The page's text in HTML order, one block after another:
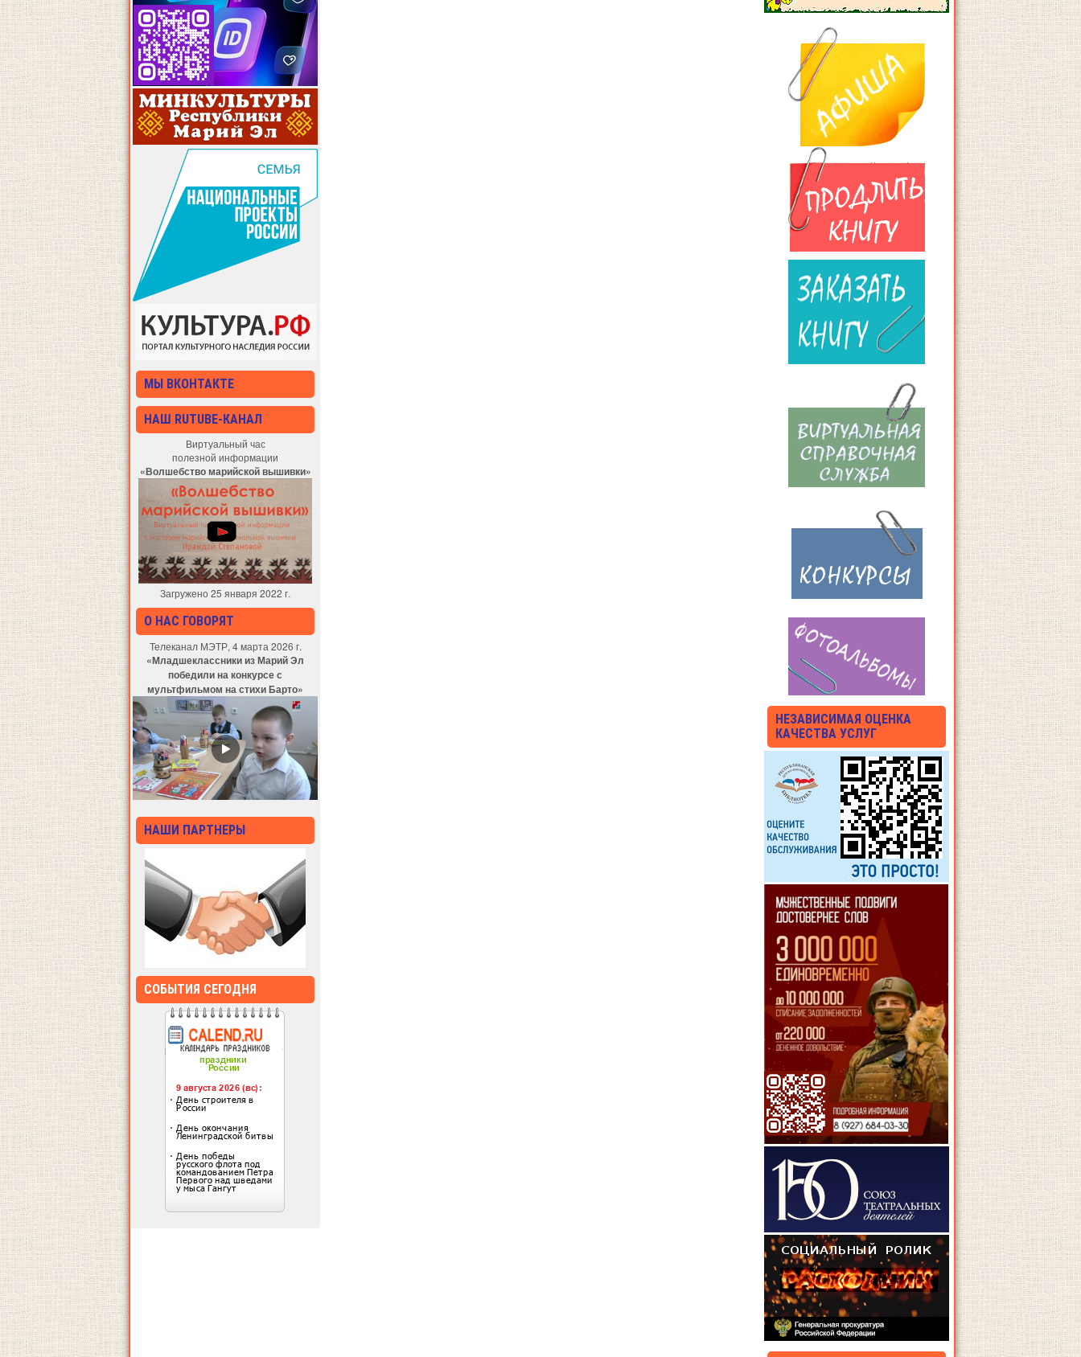
МЫ ВКОНТАКТЕ
НАШ RUTUBE-КАНАЛ
Виртуальный час
полезной информации
«Волшебство марийской вышивки»
Загружено 25 января 2022 г.
О НАС ГОВОРЯТ
Телеканал МЭТР, 4 марта 2026 г.
«Младшеклассники из Марий Эл
победили на конкурсе с
мультфильмом на стихи Барто»
НАШИ ПАРТНЕРЫ
СОБЫТИЯ СЕГОДНЯ
НЕЗАВИСИМАЯ ОЦЕНКА
КАЧЕСТВА УСЛУГ